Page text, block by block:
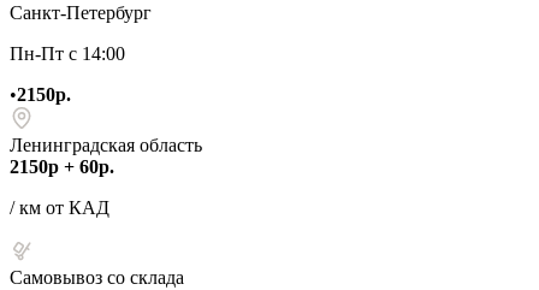
Санкт-Петербург
Пн-Пт с 14:00
•2150р.
Ленинградская область
2150р + 60р.
/ км от КАД
Самовывоз со склада